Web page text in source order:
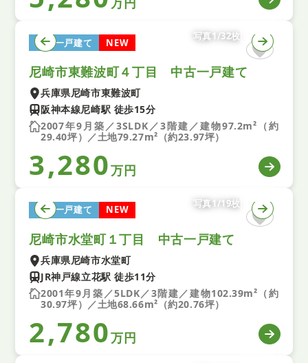
中古一戸建て NEW
写真1/32枚
尼崎市東難波町４丁目 中古一戸建て
兵庫県尼崎市東難波町
阪神本線尼崎駅 徒歩15分
2007年9月築／3SLDK／3階建／建物97.2m²（約
29.40坪）／土地79.27m²（約23.97坪）
3,280万円
中古一戸建て NEW
写真1/19枚
尼崎市水堂町１丁目 中古一戸建て
兵庫県尼崎市水堂町
JR神戸線立花駅 徒歩11分
2001年9月築／5LDK／3階建／建物102.39m²（約
30.97坪）／土地68.66m²（約20.76坪）
2,780万円